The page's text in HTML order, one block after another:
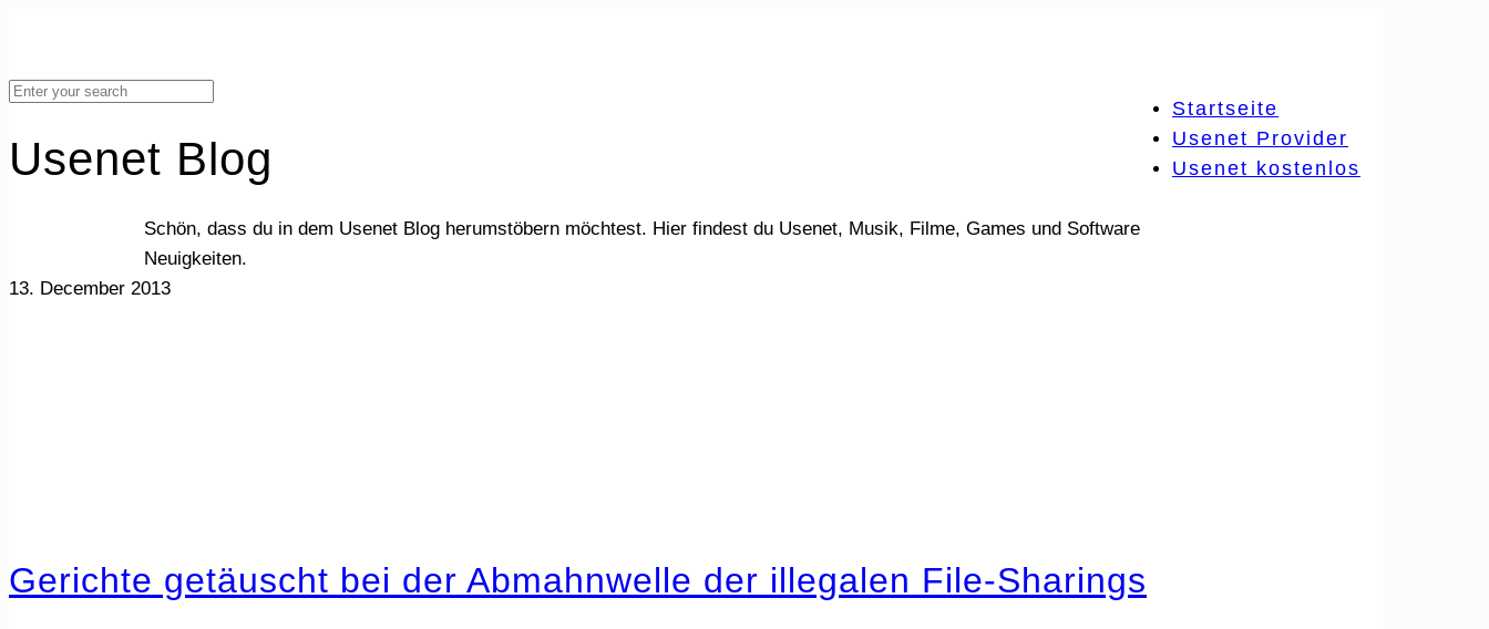
Startseite
Usenet Provider
Usenet kostenlos
Usenet Blog
Schön, dass du in dem Usenet Blog herumstöbern möchtest. Hier findest du Usenet, Musik, Filme, Games und Software
Neuigkeiten.
13. December 2013
Gerichte getäuscht bei der Abmahnwelle der illegalen File-Sharings